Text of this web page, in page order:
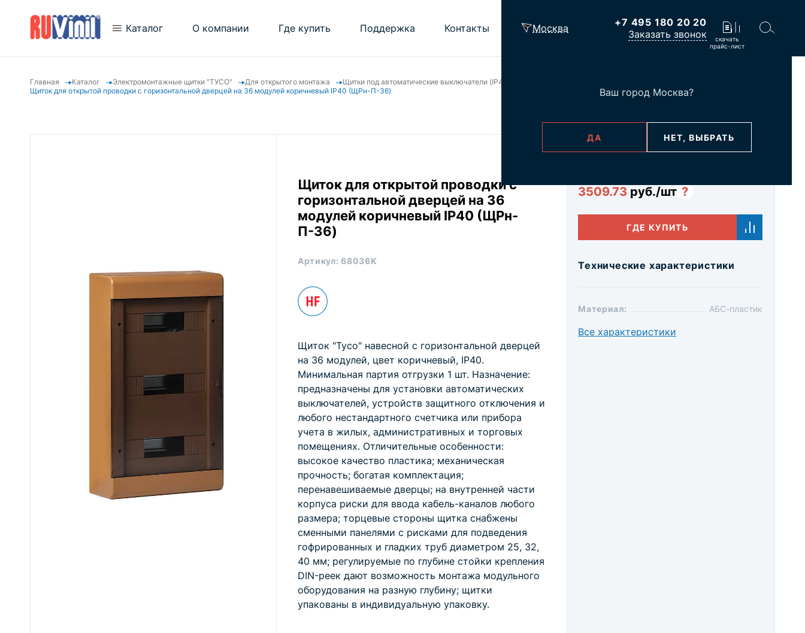
Каталог
Трубы гофрированные
Аксессуары для труб
Трубы гофрированные
одностенные и двустенные
Лотки металлические
О компании
Новости
Отзывы
Где купить Поддержка
Помощь проектировщику
Часто задаваемые вопросы
Контакты Москва
Ваш город Москва?
ДА НЕТ, ВЫБРАТЬ
+7 495 180 20 20
Заказать звонок
скачать
прайс-лист
Главная Каталог Электромонтажные щитки "ТУСО" Для открытого монтажа
Щитки под автоматические выключатели (IP40)
Щиток для открытой проводки с горизонтальной дверцей на 36 модулей коричневый IP40 (ЩРн-П-36)
Щиток для открытой проводки с
горизонтальной дверцей на 36
модулей коричневый IP40 (ЩРн-
П-36)
Артикул:68036К
Щиток "Тусо" навесной с горизонтальной дверцей
на 36 модулей, цвет коричневый, IP40.
Минимальная партия отгрузки 1 шт. Назначение:
предназначены для установки автоматических
выключателей, устройств защитного отключения и
любого нестандартного счетчика или прибора
учета в жилых, административных и торговых
помещениях. Отличительные особенности:
высокое качество пластика; механическая
прочность; богатая комплектация;
перенавешиваемые дверцы; на внутренней части
корпуса риски для ввода кабель-каналов любого
размера; торцевые стороны щитка снабжены
сменными панелями с рисками для подведения
гофрированных и гладких труб диаметром 25, 32,
40 мм; регулируемые по глубине стойки крепления
DIN-реек дают возможность монтажа модульного
оборудования на разную глубину; щитки
упакованы в индивидуальную упаковку.
В наличии
3509.73 руб./шт ?
ГДЕ КУПИТЬ
Технические характеристики
Материал: АБС-пластик
Все характеристики